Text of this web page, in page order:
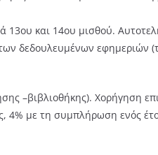
13ου και 14ου μισθού.
δεδουλευμένων εφημεριών
–βιβλιοθήκης). Χορήγηση
4% με τη συμπλήρωση ενός